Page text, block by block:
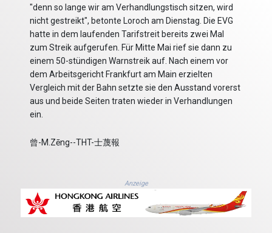
"denn so lange wir am Verhandlungstisch sitzen, wird
nicht gestreikt", betonte Loroch am Dienstag. Die EVG
hatte in dem laufenden Tarifstreit bereits zwei Mal
zum Streik aufgerufen. Für Mitte Mai rief sie dann zu
einem 50-stündigen Warnstreik auf. Nach einem vor
dem Arbeitsgericht Frankfurt am Main erzielten
Vergleich mit der Bahn setzte sie den Ausstand vorerst
aus und beide Seiten traten wieder in Verhandlungen
ein.
曾-M.Zēng--THT-士蔑報
Anzeige